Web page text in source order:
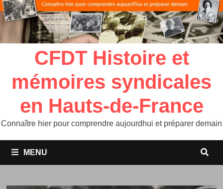
CFDT Histoire et
mémoires syndicales
en Hauts-de-France
Connaître hier pour comprendre aujourdhui et préparer demain
MENU